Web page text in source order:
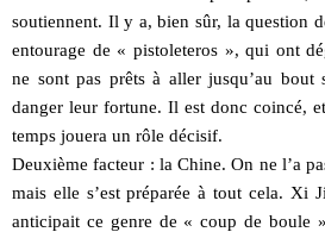
soutiennent. Il y a, bien sûr, la question
entourage de « pistoleteros », qui ont
ne sont pas prêts à aller jusqu’au bout
danger leur fortune. Il est donc coincé,
temps jouera un rôle décisif.
Deuxième facteur : la Chine. On ne l’a
mais elle s’est préparée à tout cela. Xi
anticipait ce genre de « coup de boule